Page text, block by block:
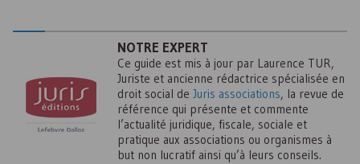
NOTRE EXPERT
Ce guide est mis à jour par Laurence TUR,
Juriste et ancienne rédactrice spécialisée en
droit social de Juris associations, la revue de
référence qui présente et commente
l’actualité juridique, fiscale, sociale et
pratique aux associations ou organismes à
but non lucratif ainsi qu’à leurs conseils.